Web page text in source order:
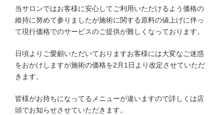
当サロンではお客様に安心してご利用いただけるよう価格の
維持に努めて参りましたが施術に関する原料の値上げに伴っ
て現行価格でのサービスのご提供が難しくなっております。
日頃よりご愛顧いただいておりますお客様には大変なご迷惑
をおかけしますが施術の価格を2月1日より改定させていただ
きます。
皆様がお持ちになってるメニューが違いますので詳しくは店
頭でお知らせさせていただきます。